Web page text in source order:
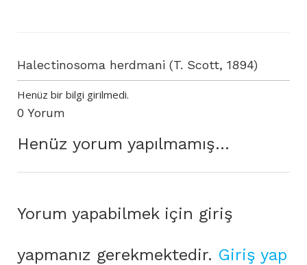
Halectinosoma herdmani (T. Scott, 1894)
Henüz bir bilgi girilmedi.
0 Yorum
Henüz yorum yapılmamış...
Yorum yapabilmek için giriş
yapmanız gerekmektedir. Giriş yap